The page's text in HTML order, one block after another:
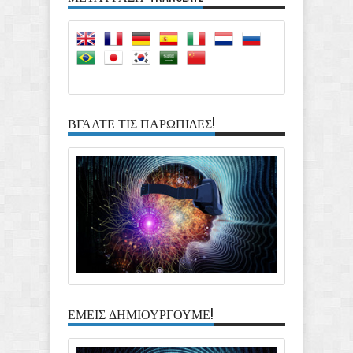
ΑΝΤΙΜΕΤΩΠΙΖΕΤΑΙ ΔΥΣΚΟΛΟ ΑΥΤΟΑΝΟΣΟ
ΝΟΣΗΜΑRating:5Reviewed By:Ioannis Davros
ΒΓΑΛΤΕ ΤΙΣ ΠΑΡΩΠΙΔΕΣ!
ΕΜΕΙΣ ΔΗΜΙΟΥΡΓΟΥΜΕ!